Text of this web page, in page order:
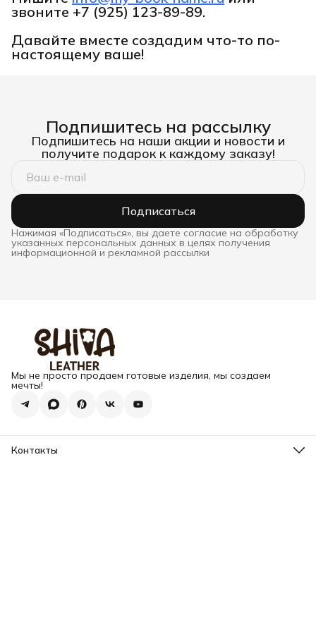
звоните +7 (925) 123-89-89.
Давайте вместе создадим что-то по-
настоящему ваше!
Подпишитесь на рассылку
Подпишитесь на наши акции и новости и
получите подарок к каждому заказу!
Подписаться
Нажимая «Подписаться», вы даете согласие на обработку
указанных персональных данных в целях получения
информационной и рекламной рассылки
Мы не просто продаем готовые изделия, мы создаем
мечты!
Контакты